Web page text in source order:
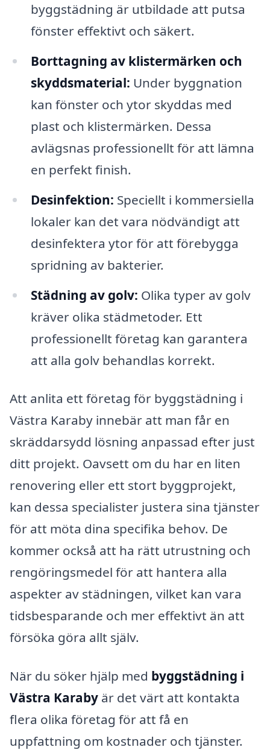
byggstädning är utbildade att putsa
fönster effektivt och säkert.
Borttagning av klistermärken och
skyddsmaterial: Under byggnation
kan fönster och ytor skyddas med
plast och klistermärken. Dessa
avlägsnas professionellt för att lämna
en perfekt finish.
Desinfektion: Speciellt i kommersiella
lokaler kan det vara nödvändigt att
desinfektera ytor för att förebygga
spridning av bakterier.
Städning av golv: Olika typer av golv
kräver olika städmetoder. Ett
professionellt företag kan garantera
att alla golv behandlas korrekt.
Att anlita ett företag för byggstädning i
Västra Karaby innebär att man får en
skräddarsydd lösning anpassad efter just
ditt projekt. Oavsett om du har en liten
renovering eller ett stort byggprojekt,
kan dessa specialister justera sina tjänster
för att möta dina specifika behov. De
kommer också att ha rätt utrustning och
rengöringsmedel för att hantera alla
aspekter av städningen, vilket kan vara
tidsbesparande och mer effektivt än att
försöka göra allt själv.
När du söker hjälp med byggstädning i
Västra Karaby är det värt att kontakta
flera olika företag för att få en
uppfattning om kostnader och tjänster.